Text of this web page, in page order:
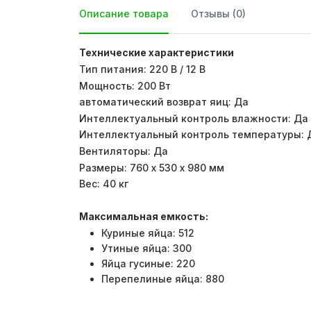
Описание товара Отзывы (0)
Технические характеристики
Тип питания: 220 В / 12 В
Мощность: 200 Вт
автоматический возврат яиц: Да
Интеллектуальный контроль влажности: Да
Интеллектуальный контроль температуры:
Вентиляторы: Да
Размеры: 760 х 530 х 980 мм
Вес: 40 кг
Максимальная емкость:
Куриные яйца: 512
Утиные яйца: 300
Яйца гусиные: 220
Перепелиные яйца: 880